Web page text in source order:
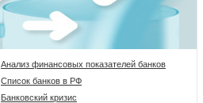
Анализ финансовых показателей банков
Список банков в РФ
Банковский кризис